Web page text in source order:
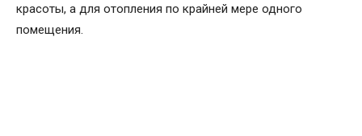
красоты, а для отопления по крайней мере одного
помещения.